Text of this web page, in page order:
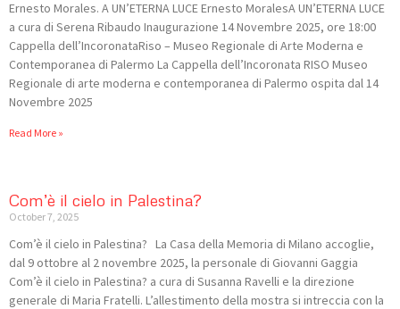
Ernesto Morales. A UN’ETERNA LUCE Ernesto MoralesA UN’ETERNA LUCE
a cura di Serena Ribaudo Inaugurazione 14 Novembre 2025, ore 18:00
Cappella dell’IncoronataRiso – Museo Regionale di Arte Moderna e
Contemporanea di Palermo La Cappella dell’Incoronata RISO Museo
Regionale di arte moderna e contemporanea di Palermo ospita dal 14
Novembre 2025
Read More »
Com’è il cielo in Palestina?
October 7, 2025
Com’è il cielo in Palestina? La Casa della Memoria di Milano accoglie,
dal 9 ottobre al 2 novembre 2025, la personale di Giovanni Gaggia
Com’è il cielo in Palestina? a cura di Susanna Ravelli e la direzione
generale di Maria Fratelli. L’allestimento della mostra si intreccia con la